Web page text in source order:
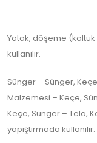
Abone Ol
Yatak, döşeme
kullanılır.
Sünger – Sünger,
Malzemesi – Keçe,
Keçe, Sünger – Tela,
yapıştırmada kullanılır.